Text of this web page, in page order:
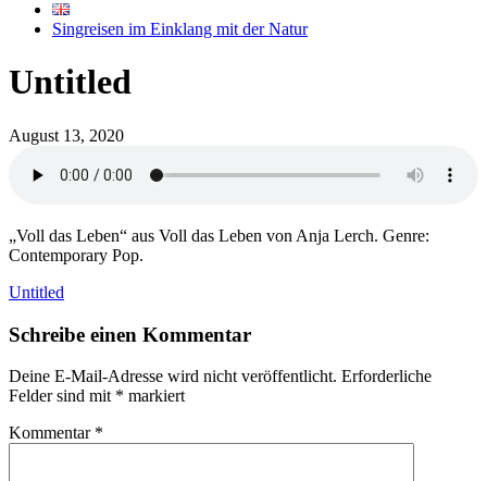
Singreisen im Einklang mit der Natur
Untitled
August 13, 2020
„Voll das Leben“ aus Voll das Leben von Anja Lerch. Genre:
Contemporary Pop.
Untitled
Schreibe einen Kommentar
Deine E-Mail-Adresse wird nicht veröffentlicht. Erforderliche
Felder sind mit * markiert
Kommentar *